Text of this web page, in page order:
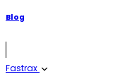
Blog
Fastrax